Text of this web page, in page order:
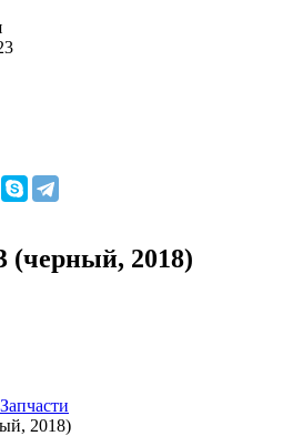
(черный, 2018)
Запчасти
2018)